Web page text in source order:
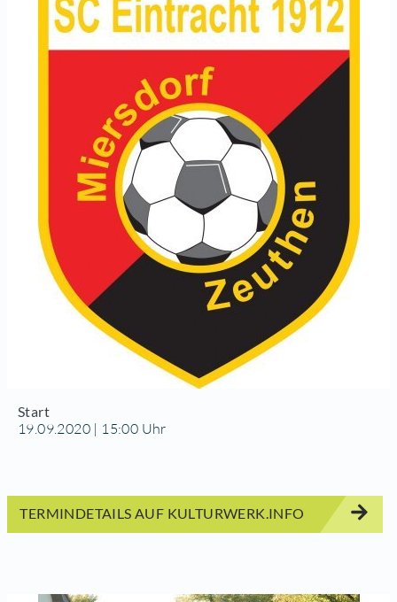
Start
19.09.2020 | 15:00 Uhr
TERMINDETAILS AUF KULTURWERK.INFO